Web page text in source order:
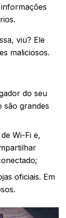
informações
viu? Ele
maliciosos.
do seu
são grandes
Wi-Fi e,
oficiais. Em